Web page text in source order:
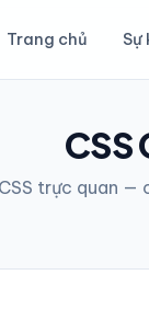
Trang chủ Sự
trực quan